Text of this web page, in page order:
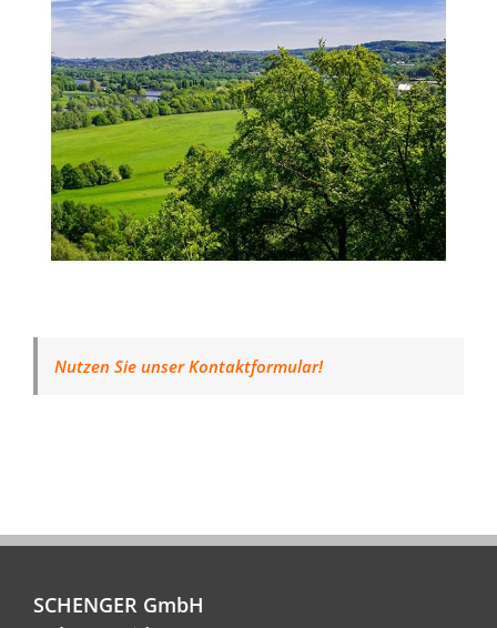
Nutzen Sie unser Kontaktformular!
SCHENGER GmbH